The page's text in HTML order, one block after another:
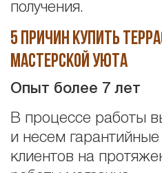
получения.
5 причин купить
Мастерской Уюта
Опыт более 7 лет
В процессе работы
и несем
клиентов на